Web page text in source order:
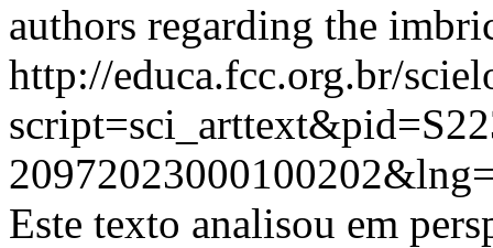
authors regarding the
http://educa.fcc.org.br/
Este texto analisou em